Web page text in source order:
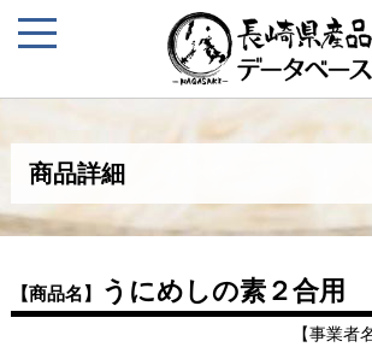
商品詳細
【商品名】 うにめしの素２合用
【事業者